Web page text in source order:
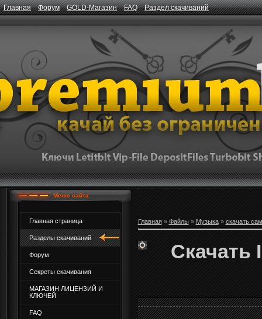
Главная Форум GOLD-Магазин FAQ Раздел скачиваний
Меню сайта
Главная страница
Разделы скачиваний
Форум
Секреты скачивания
МАГАЗИН ЛИЦЕНЗИЙ И
КЛЮЧЕЙ
FAQ
Главная» Файлы» Музыка» скачать
Скачать